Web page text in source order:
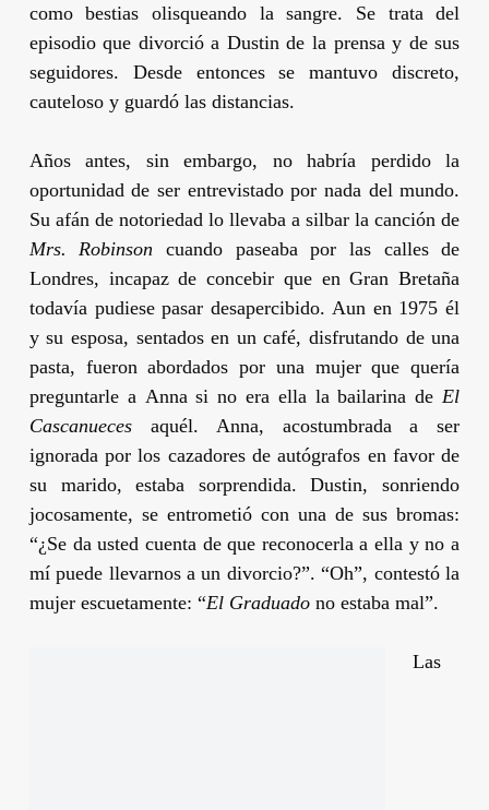
como bestias olisqueando la sangre. Se trata del
episodio que divorció a Dustin de la prensa y de sus
seguidores. Desde entonces se mantuvo discreto,
cauteloso y guardó las distancias.
Años antes, sin embargo, no habría perdido la
oportunidad de ser entrevistado por nada del mundo.
Su afán de notoriedad lo llevaba a silbar la canción de
Mrs. Robinson cuando paseaba por las calles de
Londres, incapaz de concebir que en Gran Bretaña
todavía pudiese pasar desapercibido. Aun en 1975 él
y su esposa, sentados en un café, disfrutando de una
pasta, fueron abordados por una mujer que quería
preguntarle a Annasi no era ella la bailarina de El
Cascanueces aquél. Anna, acostumbrada a ser
ignorada por los cazadores de autógrafos en favor de
su marido, estaba sorprendida.Dustin, sonriendo
jocosamente, se entrometió con una de sus bromas:
“¿Se da usted cuenta de que reconocerla a ella y no a
mí puede llevarnos a un divorcio?”. “Oh”, contestó la
mujer escuetamente: “El Graduadono estaba mal”.
Las